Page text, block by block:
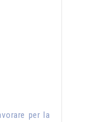
per la